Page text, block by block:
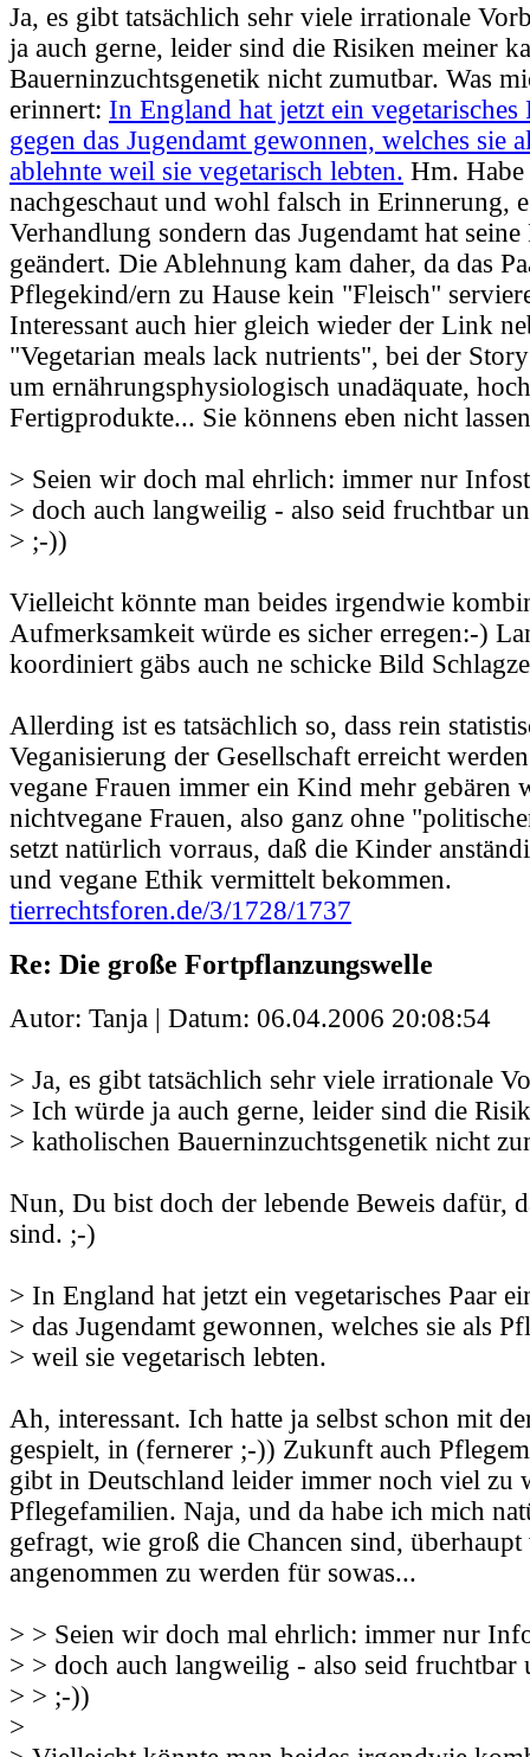
Ja, es gibt tatsächlich sehr viele irrationale
ja auch gerne, leider sind die Risiken meiner
Bauerninzuchtsgenetik nicht zumutbar. Was
erinnert: In England hat jetzt ein vegetarisches
gegen das Jugendamt gewonnen, welches sie
ablehnte weil sie vegetarisch lebten. Hm. Habe
nachgeschaut und wohl falsch in Erinnerung,
Verhandlung sondern das Jugendamt hat
geändert. Die Ablehnung kam daher, da das
Pflegekind/ern zu Hause kein "Fleisch"
Interessant auch hier gleich wieder der Link
"Vegetarian meals lack nutrients", bei der
um ernährungsphysiologisch unadäquate,
Fertigprodukte... Sie könnens eben nicht
> Seien wir doch mal ehrlich: immer nur
> doch auch langweilig - also seid fruchtbar
> ;-))
Vielleicht könnte man beides irgendwie
Aufmerksamkeit würde es sicher erregen:-)
koordiniert gäbs auch ne schicke Bild
Allerding ist es tatsächlich so, dass rein
Veganisierung der Gesellschaft erreicht
vegane Frauen immer ein Kind mehr gebären
nichtvegane Frauen, also ganz ohne
setzt natürlich vorraus, daß die Kinder
und vegane Ethik vermittelt bekommen.
tierrechtsforen.de/3/1728/1737
Re: Die große Fortpflanzungswelle
Autor: Tanja | Datum: 06.04.2006 20:08:54
> Ja, es gibt tatsächlich sehr viele irrationale
> Ich würde ja auch gerne, leider sind die
> katholischen Bauerninzuchtsgenetik nicht
Nun, Du bist doch der lebende Beweis dafür,
sind. ;-)
> In England hat jetzt ein vegetarisches Paar
> das Jugendamt gewonnen, welches sie als
> weil sie vegetarisch lebten.
Ah, interessant. Ich hatte ja selbst schon mit
gespielt, in (fernerer ;-)) Zukunft auch
gibt in Deutschland leider immer noch viel zu
Pflegefamilien. Naja, und da habe ich mich
gefragt, wie groß die Chancen sind,
angenommen zu werden für sowas...
> > Seien wir doch mal ehrlich: immer nur
> > doch auch langweilig - also seid fruchtbar
> > ;-))
>